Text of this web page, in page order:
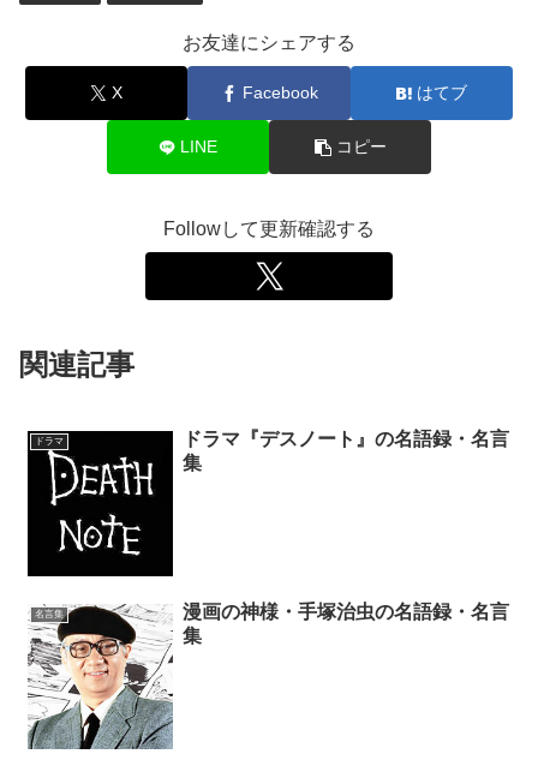
お友達にシェアする
X Facebook はてブ
LINE コピー
Followして更新確認する
関連記事
ドラマ
ドラマ『デスノート』の名語録・名言
集
名言集
漫画の神様・手塚治虫の名語録・名言
集